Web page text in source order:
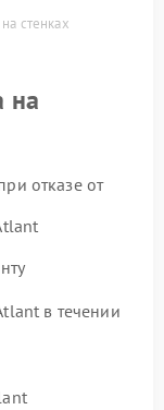
стенках
на
отказе от
в течении